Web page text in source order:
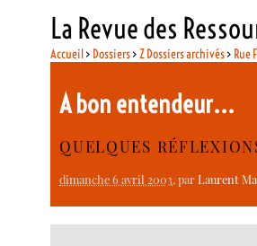
La Revue des
Accueil> Dossiers> Z Dossiers archivés> Rue
A bon entendeur...
QUELQUES
dimanche 6 avril 2003, parLaurent